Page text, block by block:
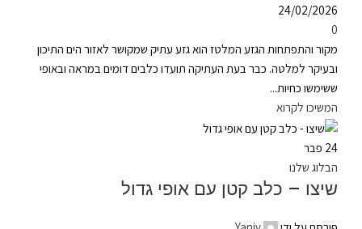
24/02/2026
0
מקור והתפתחות הגזע המלטז הוא גזע עתיק שמקושר לאזור הים התיכון
ובעיקר למלטה. כבר בעת העתיקה תועדו כלבים דומים במראה ובאופי
ששימשו כחיות...
המשיכו לקרוא
24 פבר
הבלוג שלנו
שיצו – כלב קטן עם אופי גדול